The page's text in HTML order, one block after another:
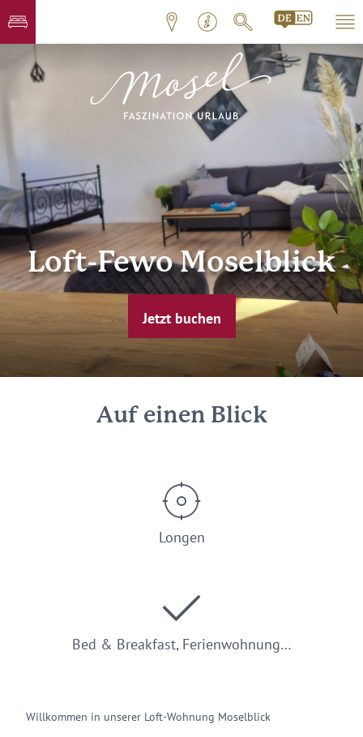
Loft-Fewo Moselblick
Jetzt buchen
Auf einen Blick
Longen
Bed & Breakfast, Ferienwohnung…
Willkommen in unserer Loft-Wohnung Moselblick